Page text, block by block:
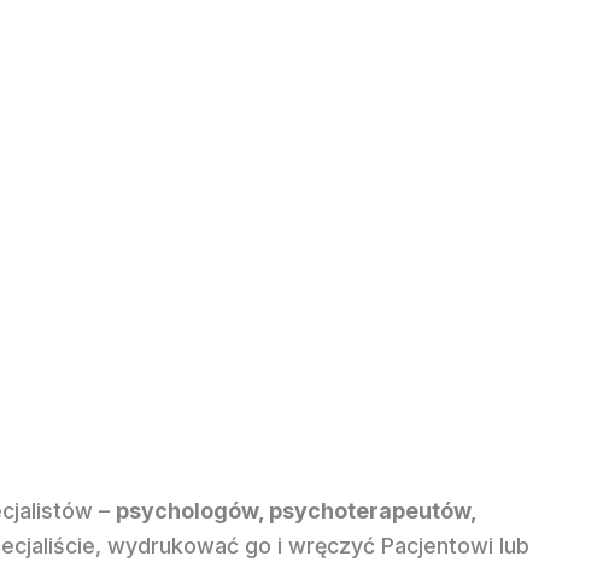
– psychologów, psychoterapeutów,
wydrukować go i wręczyć Pacjentowi lub